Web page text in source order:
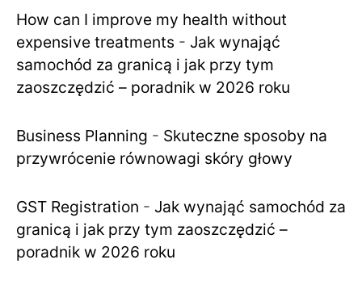
How can I improve my health without
expensive treatments - Jak wynająć
samochód za granicą i jak przy tym
zaoszczędzić – poradnik w 2026 roku
Business Planning - Skuteczne sposoby na
przywrócenie równowagi skóry głowy
GST Registration - Jak wynająć samochód za
granicą i jak przy tym zaoszczędzić –
poradnik w 2026 roku